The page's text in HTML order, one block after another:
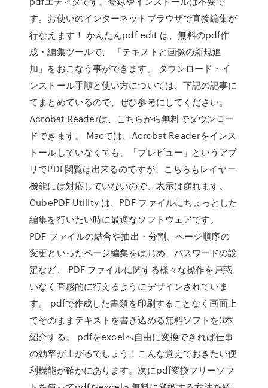
す。お使いのインターネットブラウザで直接編集が
行なえます！ かんたんpdf edit は、無料のpdf作
成・編集ツールで、 「テキストと画像の新規追
加」をおこなう事ができます。 ダウンロード・イ
ンストール手順と使い方については、下記の記事に
てまとめているので、ぜひ参考にしてください。
Acrobat Readerは、こちらから無料でダウンロー
ドできます。 Macでは、Acrobat Readerをインス
トールしていなくても、「プレビュー」というアプ
リでPDF閲覧は出来るのですが、こちらもレイヤー
機能には対応していないので、表示は崩れます。
CubePDF Utility は、PDF ファイルにちょっとした
編集を行いたい時に最適なソフトウェアです。
PDF ファイルの結合や抽出・分割、ページ順序の
変更といったページ編集をはじめ、パスワードの設
定など、 PDF ファイルに関する様々な操作を戸惑
いなく直感的に行えるようにデザインされていま
す。 pdfで作成した書類を印刷することなく画面上
でそのままテキストを書き込める無料ソフトを3本
紹介する。 pdfをexcelへ自由に変換できれば仕事
の効率が上がるでしょう！こんな覚えておきたい便
利機能が確かにあります。次にpdf変換フリーソフ